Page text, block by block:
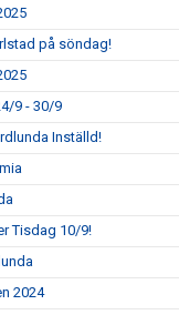
på söndag!
9 - 30/9
Inställd!
Tisdag 10/9!
2024